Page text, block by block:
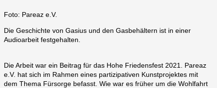
Foto: Pareaz e.V.
Die Geschichte von Gasius und den Gasbehältern ist in einer
Audioarbeit festgehalten.
Die Arbeit war ein Beitrag für das Hohe Friedensfest 2021. Pareaz
e.V. hat sich im Rahmen eines partizipativen Kunstprojektes mit
dem Thema Fürsorge befasst. Wie war es früher um die Wohlfahrt